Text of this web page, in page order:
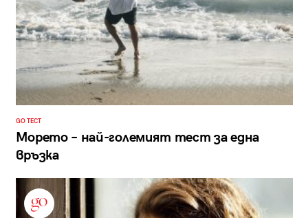
GO ТЕСТ
Морето – най-големият тест за една
връзка